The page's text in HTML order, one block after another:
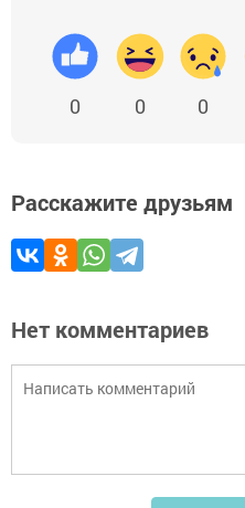
0 0 0
Расскажите друзьям
Нет комментариев